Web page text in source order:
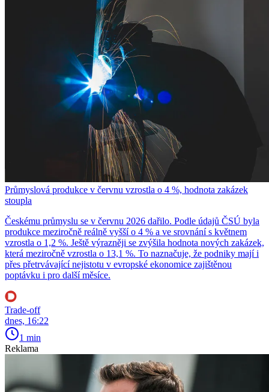
Průmyslová produkce v červnu vzrostla o 4 %, hodnota zakázek
stoupla
Českému průmyslu se v červnu 2026 dařilo. Podle údajů ČSÚ byla
produkce meziročně reálně vyšší o 4 % a ve srovnání s květnem
vzrostla o 1,2 %. Ještě výrazněji se zvýšila hodnota nových zakázek,
která meziročně vzrostla o 13,1 %. To naznačuje, že podniky mají i
přes přetrvávající nejistotu v evropské ekonomice zajištěnou
poptávku i pro další měsíce.
Trade-off
dnes, 16:22
1 min
Reklama